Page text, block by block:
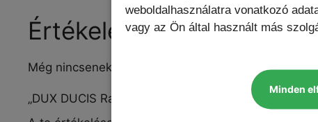
weboldalhasználatra vonatkozó
vagy az Ön által használt más
Minden
Értékelések
Még nincsenek értékelések.
„DUX DUCIS Rafi II iPhone 16 Pro tok” értékelése